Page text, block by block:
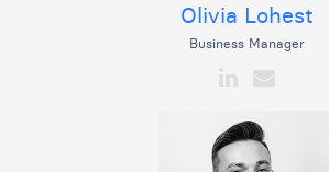
Olivia Lohest
Business Manager